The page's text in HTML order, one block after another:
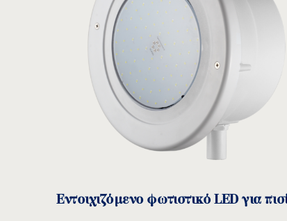
Acqua Source
Δείτε το προϊόν
Εντοιχιζόμενο φωτιστικό LED για